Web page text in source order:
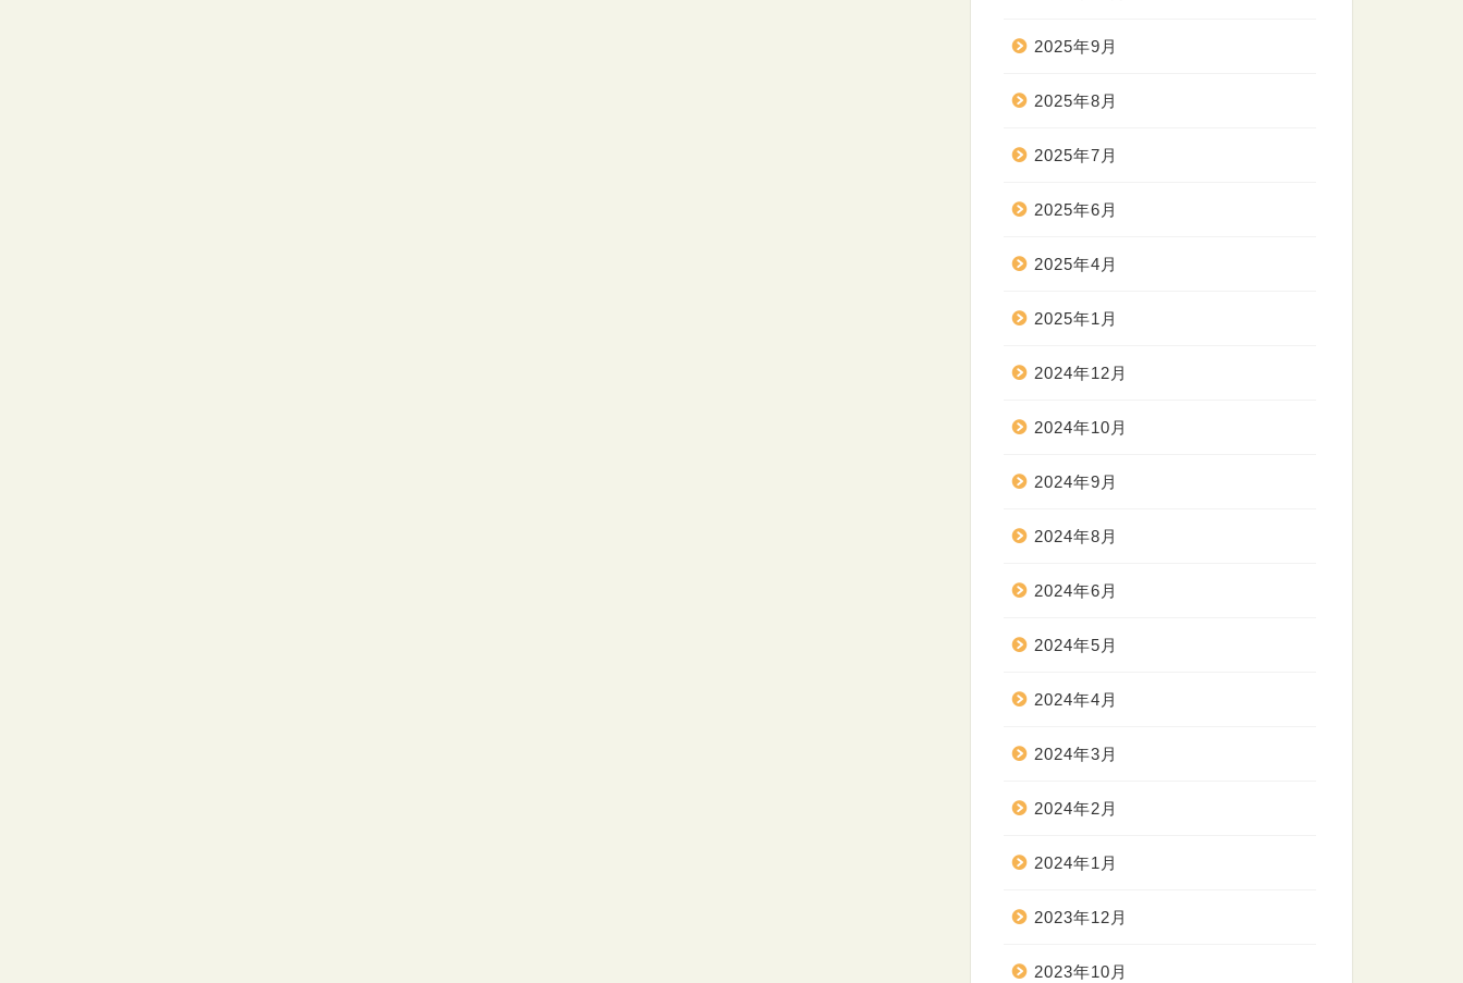
2025年9月
2025年8月
2025年7月
2025年6月
2025年4月
2025年1月
2024年12月
2024年10月
2024年9月
2024年8月
2024年6月
2024年5月
2024年4月
2024年3月
2024年2月
2024年1月
2023年12月
2023年10月